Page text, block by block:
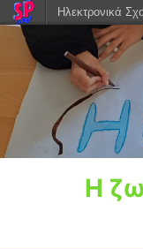
Η
Ηλεκτρονικά